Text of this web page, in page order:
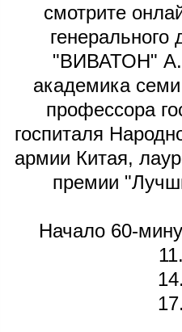
смотрите
"ВИВАТОН"
академика
профессора
госпиталя
армии Китая,
премии
Начало 60-